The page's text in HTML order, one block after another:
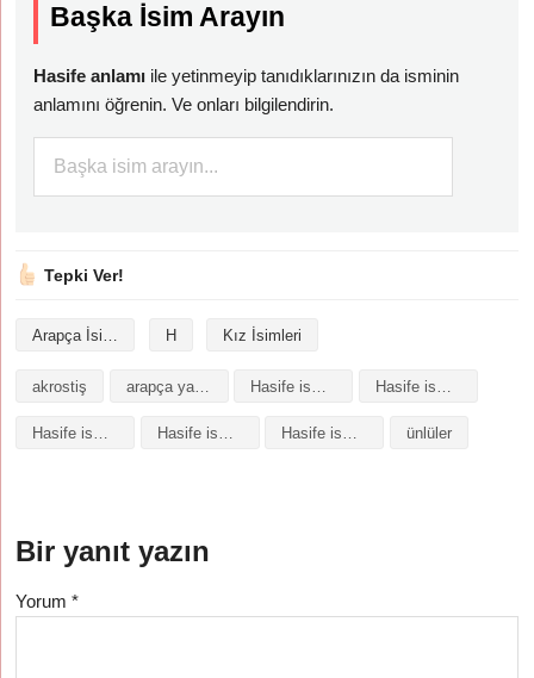
Başka İsim Arayın
Hasife anlamı ile yetinmeyip tanıdıklarınızın da isminin
anlamını öğrenin. Ve onları bilgilendirin.
Tepki Ver!
Arapça İsimler H Kız İsimleri
akrostiş arapça yazılışı
Hasife isminin baş harfleriyle şiir Hasife isminin kökeni Hasife isminin numerolojisi ünlüler
Bir yanıt yazın
Yorum*